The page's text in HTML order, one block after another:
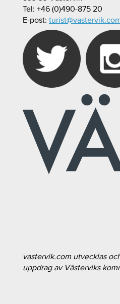
Tel: +46 (0)490-875 20
E-post:
vastervik.com utvecklas
uppdrag av Västerviks